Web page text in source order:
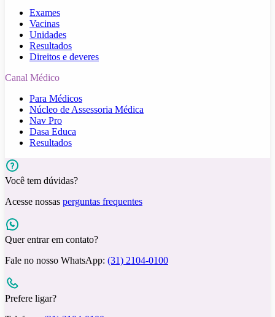
Exames
Vacinas
Unidades
Resultados
Direitos e deveres
Canal Médico
Para Médicos
Núcleo de Assessoria Médica
Nav Pro
Dasa Educa
Resultados
Você tem dúvidas?
Acesse nossas perguntas frequentes
Quer entrar em contato?
Fale no nosso WhatsApp: (31) 2104-0100
Prefere ligar?